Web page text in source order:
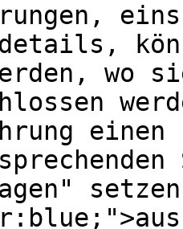
wo
einen